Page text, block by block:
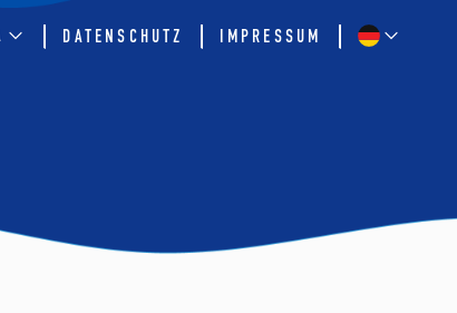
DATENSCHUTZ IMPRESSUM